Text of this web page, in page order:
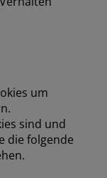
um
sind und
die folgende